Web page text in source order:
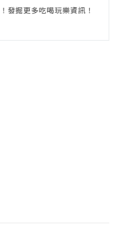
掘更多吃喝玩樂資訊！